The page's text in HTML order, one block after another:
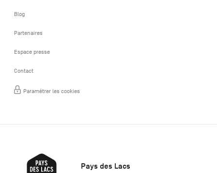
Blog
Partenaires
Espace presse
Contact
Paramétrer les cookies
Pays des Lacs